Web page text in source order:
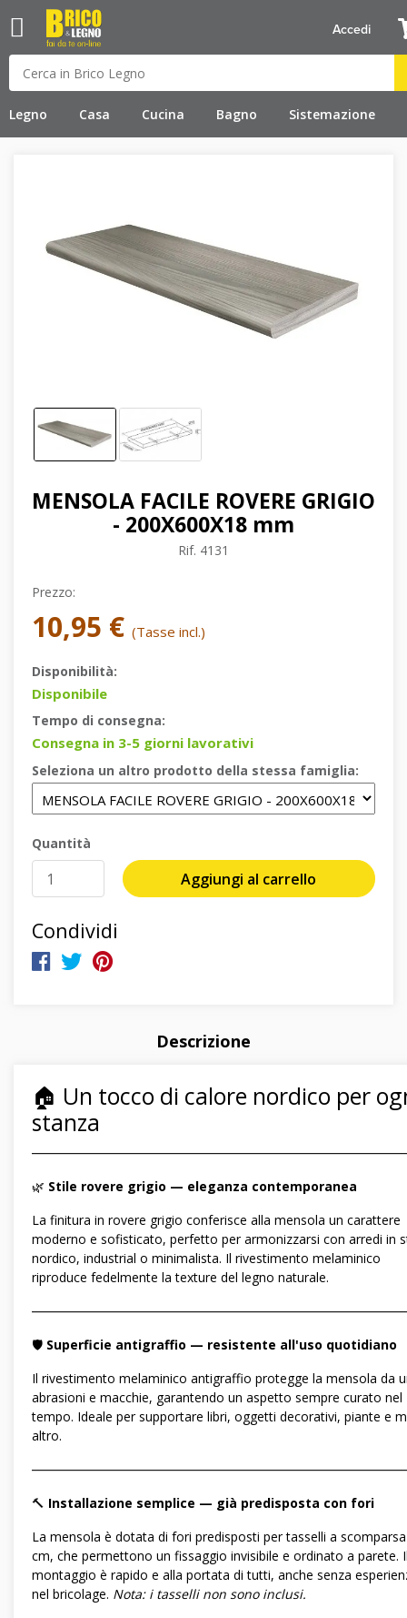
Legno Casa Cucina Bagno Sistemazione
Accedi
MENSOLA FACILE ROVERE GRIGIO
- 200X600X18 mm
Rif. 4131
Prezzo:
10,95 € (Tasse incl.)
Disponibilità:
Disponibile
Tempo di consegna:
Consegna in 3-5 giorni lavorativi
Seleziona un altro prodotto della stessa famiglia:
Quantità
Aggiungi al carrello
Condividi
Descrizione
🏠 Un tocco di calore nordico per
stanza
🌿 Stile rovere grigio — eleganza contemporanea
La finitura in rovere grigio conferisce alla mensola un carattere
moderno e sofisticato, perfetto per armonizzarsi con arredi in
nordico, industrial o minimalista. Il rivestimento melaminico
riproduce fedelmente la texture del legno naturale.
🛡️ Superficie antigraffio — resistente all'uso quotidiano
Il rivestimento melaminico antigraffio protegge la mensola da
abrasioni e macchie, garantendo un aspetto sempre curato nel
tempo. Ideale per supportare libri, oggetti decorativi, piante e
altro.
🔨 Installazione semplice — già predisposta con fori
La mensola è dotata di fori predisposti per tasselli a
cm, che permettono un fissaggio invisibile e ordinato a parete.
montaggio è rapido e alla portata di tutti, anche senza
nel bricolage. Nota: i tasselli non sono inclusi.